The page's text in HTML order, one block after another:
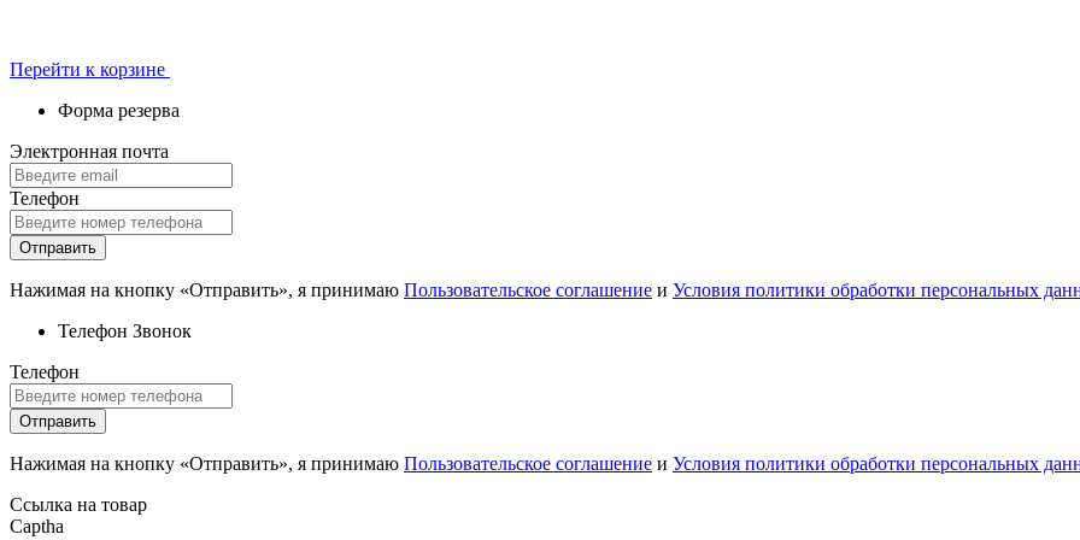
Перейти к корзине
Форма резерва
Электронная почта
Телефон
Отправить
Нажимая на кнопку «Отправить», я принимаю Пользовательское соглашение и Условия политики обработки персональных
Телефон Звонок
Телефон
Отправить
Нажимая на кнопку «Отправить», я принимаю Пользовательское соглашение и Условия политики обработки персональных
Ссылка на товар
Captha